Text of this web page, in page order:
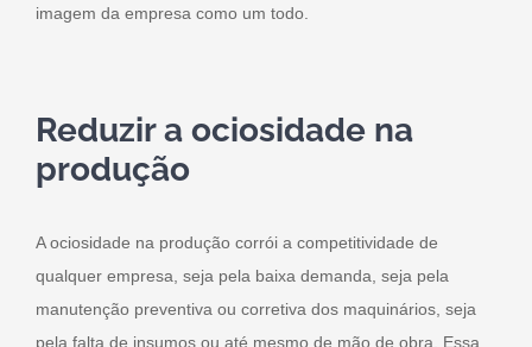
imagem da empresa como um todo.
Reduzir a ociosidade na
produção
A ociosidade na produção corrói a competitividade de
qualquer empresa, seja pela baixa demanda, seja pela
manutenção preventiva ou corretiva dos maquinários, seja
pela falta de insumos ou até mesmo de mão de obra. Essa